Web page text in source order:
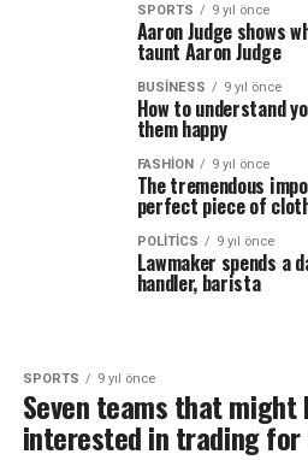
SPORTS 9 yıl önce
Aaron Judge shows
taunt Aaron Judge
BUSINESS 9 yıl önce
How to understand
them happy
FASHION 9 yıl önce
The tremendous
perfect piece of
POLITICS 9 yıl önce
Lawmaker spends a
handler, barista
SPORTS 9 yıl önce
Seven teams that might
interested in trading for